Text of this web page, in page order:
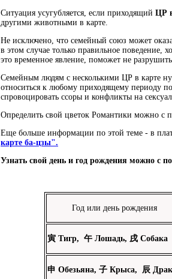
Ситуация усугубляется, если приходящий ЦР
другими животными в карте.
Не исключено, что семейный союз может
в этом случае только правильное
это временное явление, поможет не
Семейным людям с несколькими ЦР в карте
относиться к любому приходящему периоду
спровоцировать ссоры и конфликты на
Определить свой цветок Романтики можно с
Еще больше информации по этой теме - в
карте ба-цзы".
Узнать свой день и год рождения можно с
Год или день рождения
寅 Тигр, 午 Лошадь, 戌 Собака
申 Обезьяна, 子 Крыса, 辰